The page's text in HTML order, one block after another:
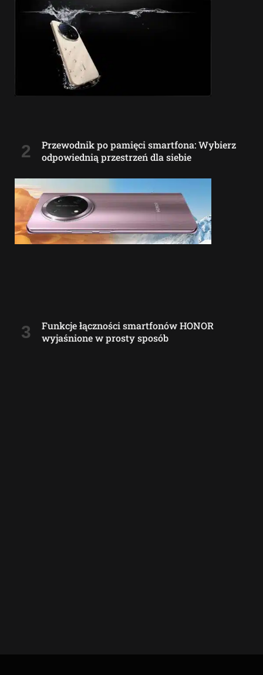
Przewodnik po pamięci smartfona: Wybierz
odpowiednią przestrzeń dla siebie
Funkcje łączności smartfonów HONOR
wyjaśnione w prosty sposób